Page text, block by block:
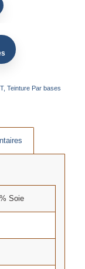
, Teinture Par bases
Soie